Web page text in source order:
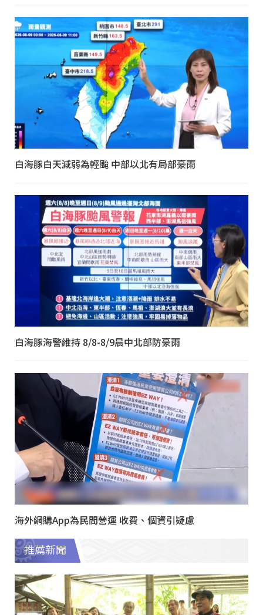
白海豚白天減弱為輕颱 中部以北有局部豪雨
白海豚海警維持 8/8-8/9晨中北部防豪雨
海外網購App為民間營運 收費、個資引疑慮
推薦新聞